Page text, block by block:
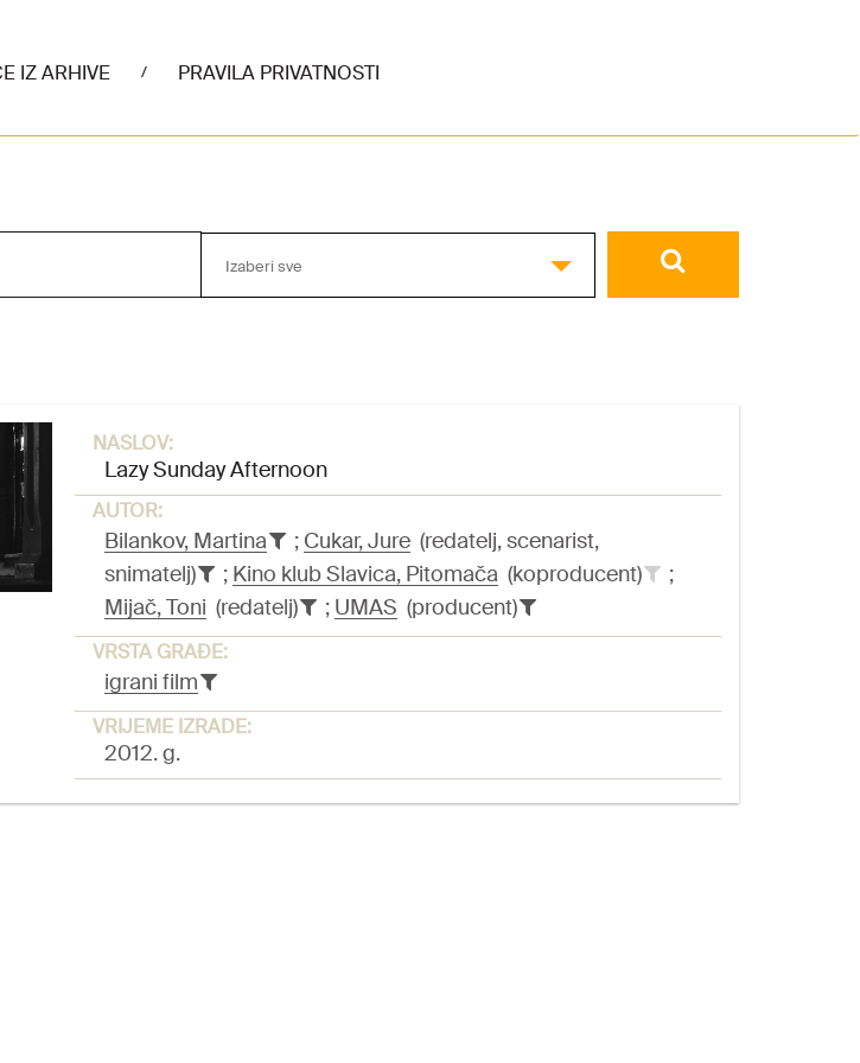
IZ ARHIVE / PRAVILA PRIVATNOSTI
Izaberi sve
NASLOV:
Lazy Sunday Afternoon
AUTOR:
Bilankov, Martina ; Cukar, Jure(redatelj, scenarist,
snimatelj)
; Kino klub Slavica, Pitomača (koproducent)
;
Mijač, Toni (redatelj) ; UMAS (producent)
VRSTA GRAĐE:
igrani film
VRIJEME IZRADE:
2012. g.